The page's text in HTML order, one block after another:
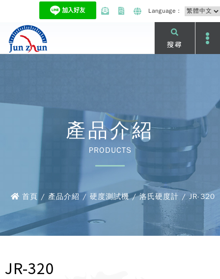
Language：
搜尋
產品介紹
PRODUCTS
首頁 / 產品介紹 / 硬度測試機 / 洛氏硬度計 / JR-320
JR-320